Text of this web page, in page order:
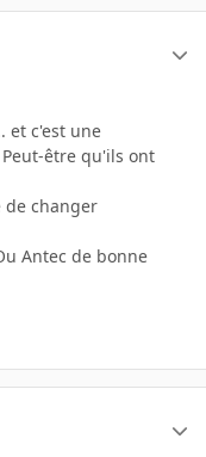
et c'est une
être qu'ils ont
de changer
Antec de bonne